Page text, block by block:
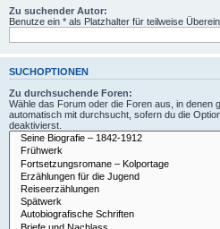
Zu suchender Autor:
Benutze ein * als Platzhalter für teilweise
SUCHOPTIONEN
Zu durchsuchende Foren:
Wähle das Forum oder die Foren aus, in denen
automatisch mit durchsucht, sofern du die
deaktivierst.